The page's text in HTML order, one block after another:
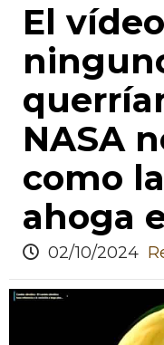
El
NASA
como
ahoga
02/10/2024